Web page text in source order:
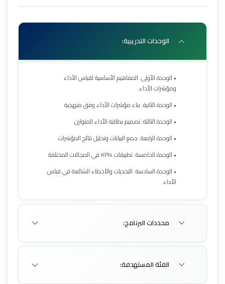
الوحدات التدريبية:
• الوحدة الأولى: المفاهيم الأساسية لقياس الأداء
ومؤشرات الأداء
• الوحدة الثانية: بناء مؤشرات الأداء وفق منهجية
• الوحدة الثالثة: تصميم بطاقة الأداء المتوازن
• الوحدة الرابعة: جمع البيانات وتحليل نتائج المؤشرات
• الوحدة الخامسة: تطبيقات KPIs في المجالات المختلفة
• الوحدة السادسة: التحديات والأخطاء الشائعة في قياس
الأداء
محددات البرنامج:
الفئة المستهدفة: